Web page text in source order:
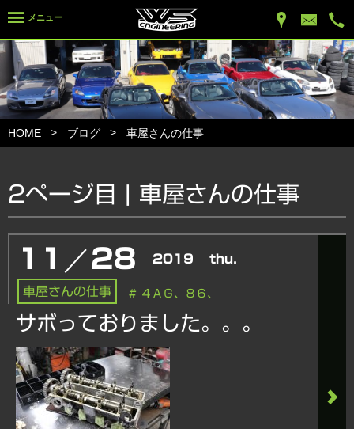
メニュー
HOME ブログ 車屋さんの仕事
2ページ目 | 車屋さんの仕事
11 ／28 2019 thu.
車屋さんの仕事 # ４ＡＧ、８６、
サボっておりました。。。